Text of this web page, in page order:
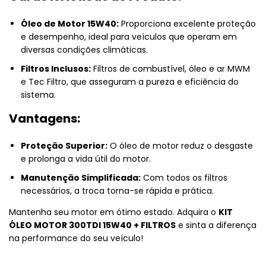
Óleo de Motor 15W40: Proporciona excelente proteção
e desempenho, ideal para veículos que operam em
diversas condições climáticas.
Filtros Inclusos: Filtros de combustível, óleo e ar MWM
e Tec Filtro, que asseguram a pureza e eficiência do
sistema.
Vantagens:
Proteção Superior: O óleo de motor reduz o desgaste
e prolonga a vida útil do motor.
Manutenção Simplificada: Com todos os filtros
necessários, a troca torna-se rápida e prática.
Mantenha seu motor em ótimo estado. Adquira o KIT
ÓLEO MOTOR 300TDI 15W40 + FILTROS e sinta a diferença
na performance do seu veículo!